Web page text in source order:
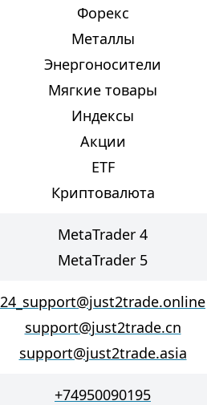
Форекс
Металлы
Энергоносители
Мягкие товары
Индексы
Акции
ETF
Криптовалюта
MetaTrader 4
MetaTrader 5
24_support@just2trade.online
support@just2trade.cn
support@just2trade.asia
+74950090195